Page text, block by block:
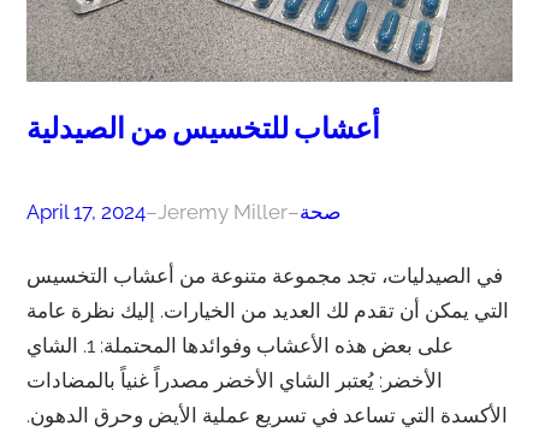
أعشاب للتخسيس من الصيدلية
April 17, 2024–Jeremy Miller–صحة
في الصيدليات، تجد مجموعة متنوعة من أعشاب التخسيس
التي يمكن أن تقدم لك العديد من الخيارات. إليك نظرة عامة
على بعض هذه الأعشاب وفوائدها المحتملة: 1. الشاي
الأخضر: يُعتبر الشاي الأخضر مصدراً غنياً بالمضادات
الأكسدة التي تساعد في تسريع عملية الأيض وحرق الدهون.